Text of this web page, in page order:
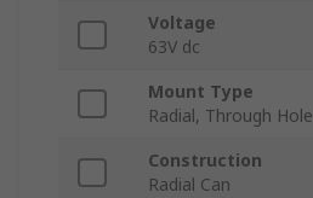
Voltage
63V dc
Mount Type
Radial, Through Hole
Construction
Radial Can